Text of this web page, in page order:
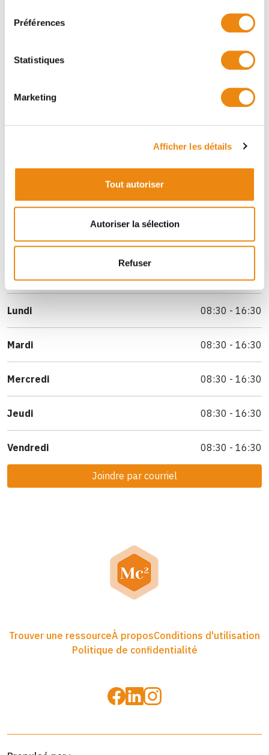
Préférences
Statistiques
Marketing
Afficher les détails
Tout autoriser
Autoriser la sélection
Refuser
Adresse principale
(819) 840-2969
servicesde cette organisation
Lundi 08:30 - 16:30
Mardi 08:30 - 16:30
Mercredi 08:30 - 16:30
Jeudi 08:30 - 16:30
Vendredi 08:30 - 16:30
Joindre par courriel
Trouver une ressourceÀ proposConditions d'utilisation
Politique de confidentialité